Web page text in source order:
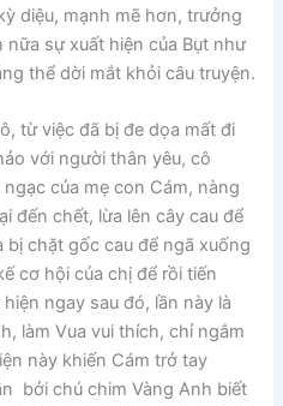
diệu, mạnh mẽ hơn, trưởng
sự xuất hiện của Bụt như
thể dời mắt khỏi câu truyện.
từ việc đã bị đe dọa mất đi
với người thân yêu, cô
của mẹ con Cám, nàng
đến chết, lừa lên cây cau để
bị chặt gốc cau để ngã xuống
cơ hội của chị để rồi tiến
ngay sau đó, lần này là
làm Vua vui thích, chỉ ngắm
này khiến Cám trở tay
bởi chú chim Vàng Anh biết